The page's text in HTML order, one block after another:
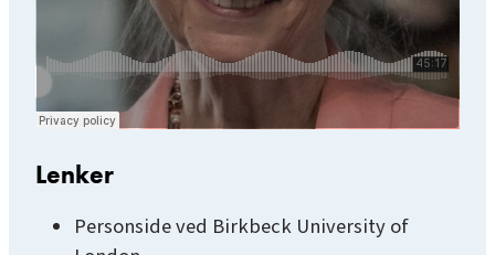
Lenker
Personside ved Birkbeck University of